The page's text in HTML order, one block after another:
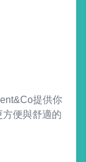
提供你
便與舒適的